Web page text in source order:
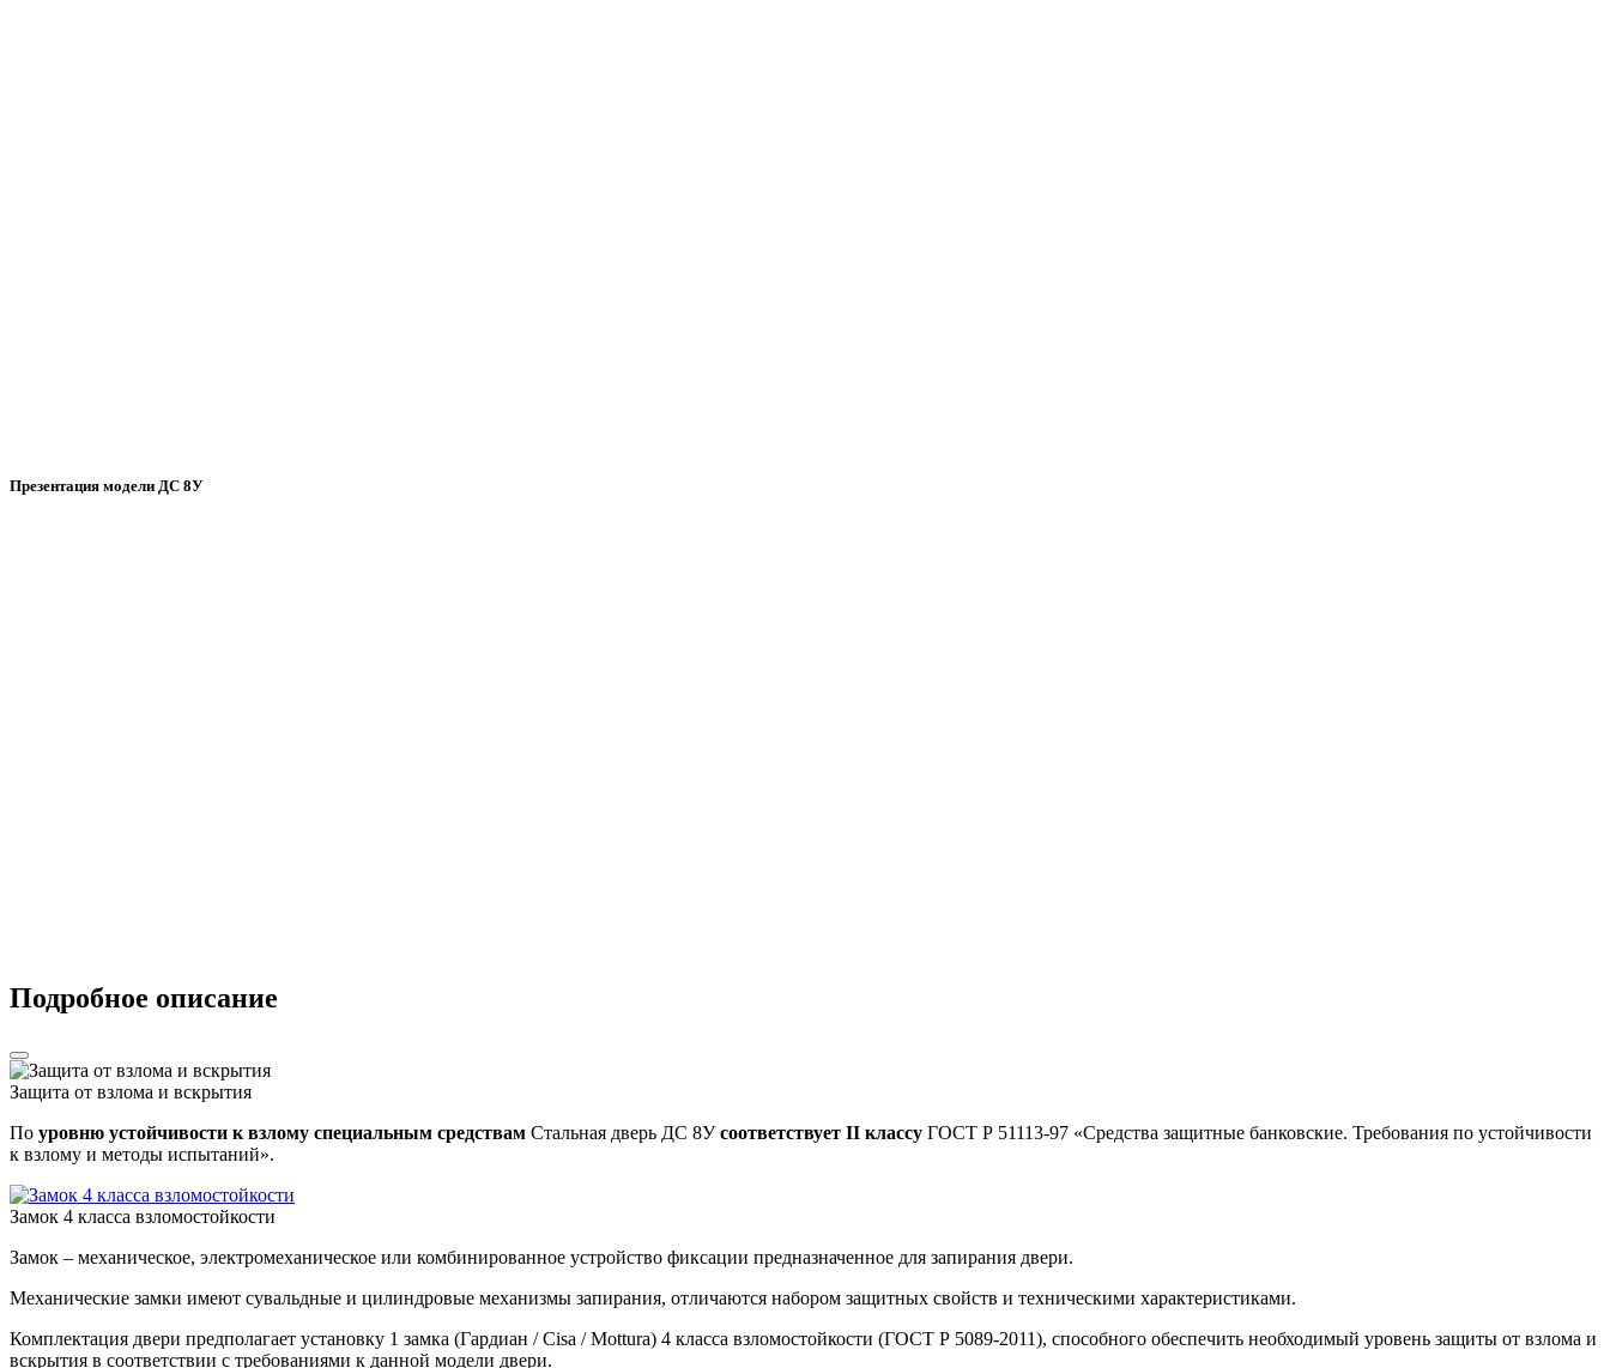
Презентация модели ДС 8У
Подробное описание
Защита от взлома и вскрытия
По уровню устойчивости к взлому специальным средствам Стальная дверь ДС 8Усоответствует II классу ГОСТ Р 51113-97 «Средства защитные банковские. Требования по устойчивости
к взлому и методы испытаний».
Замок 4 класса взломостойкости
Замок – механическое, электромеханическое или комбинированное устройство фиксации предназначенное для запирания двери.
Механические замки имеют сувальдные и цилиндровые механизмы запирания, отличаются набором защитных свойств и техническими характеристиками.
Комплектация двери предполагает установку 1 замка (Гардиан / Cisa / Mottura) 4 класса взломостойкости (ГОСТ Р 5089-2011), способного обеспечить необходимый уровень защиты от взлома и
вскрытия в соответствии с требованиями к данной модели двери.